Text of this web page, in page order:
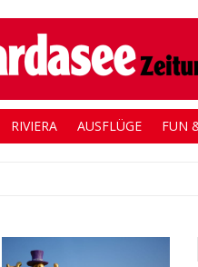
RIVIERA AUSFLÜGE FUN